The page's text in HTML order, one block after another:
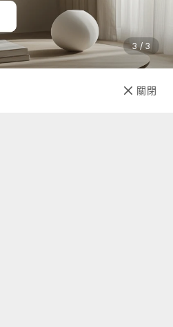
3 / 3
關閉